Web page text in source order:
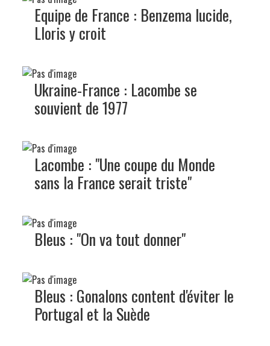
Equipe de France : Benzema lucide,
Lloris y croit
Ukraine-France : Lacombe se
souvient de 1977
Lacombe : "Une coupe du Monde
sans la France serait triste"
Bleus : "On va tout donner"
Bleus : Gonalons content d'éviter le
Portugal et la Suède